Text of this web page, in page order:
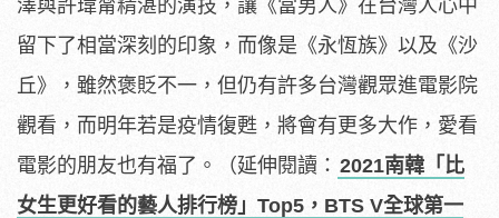
澤與許瑋甯精湛的演技，讓《當男人》在台灣人心中
留下了相當深刻的印象，而像是《永恆族》以及《沙
丘》，雖然褒貶不一，但仍有許多台灣觀眾進電影院
觀看，而明年若是疫情復甦，將會有更多大作，愛看
電影的朋友也有福了。（延伸閱讀： 2021南韓「比
女生更好看的藝人排行榜」Top5，BTS V全球第一